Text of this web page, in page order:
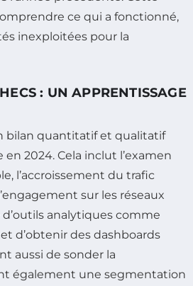
ce qui a fonctionné,
inexploitées pour la
: UN APPRENTISSAGE
bilan quantitatif et qualitatif
2024. Cela inclut l’examen
l’accroissement du trafic
sur les réseaux
d’outils analytiques comme
d’obtenir des dashboards
aussi de sonder la
également une segmentation